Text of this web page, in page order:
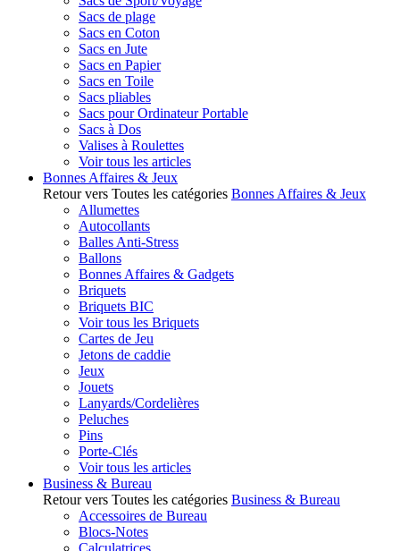
Sacs de plage
Sacs en Coton
Sacs en Jute
Sacs en Papier
Sacs en Toile
Sacs pliables
Sacs pour Ordinateur Portable
Sacs à Dos
Valises à Roulettes
Voir tous les articles
Bonnes Affaires & Jeux
Retour vers Toutes les catégories Bonnes Affaires & Jeux
Allumettes
Autocollants
Balles Anti-Stress
Ballons
Bonnes Affaires & Gadgets
Briquets
Briquets BIC
Voir tous les Briquets
Cartes de Jeu
Jetons de caddie
Jeux
Jouets
Lanyards/Cordelières
Peluches
Pins
Porte-Clés
Voir tous les articles
Business & Bureau
Retour vers Toutes les catégories Business & Bureau
Accessoires de Bureau
Blocs-Notes
Calculatrices